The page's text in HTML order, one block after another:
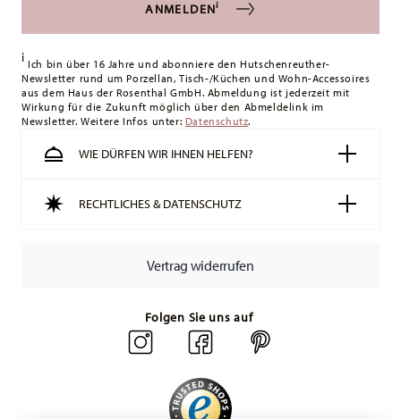
ANMELDENi
i Ich bin über 16 Jahre und abonniere den Hutschenreuther-
Newsletter rund um Porzellan, Tisch-/Küchen und Wohn-Accessoires
aus dem Haus der Rosenthal GmbH. Abmeldung ist jederzeit mit
Wirkung für die Zukunft möglich über den Abmeldelink im
Newsletter. Weitere Infos unter: Datenschutz.
WIE DÜRFEN WIR IHNEN HELFEN?
RECHTLICHES & DATENSCHUTZ
Vertrag widerrufen
Folgen Sie uns auf